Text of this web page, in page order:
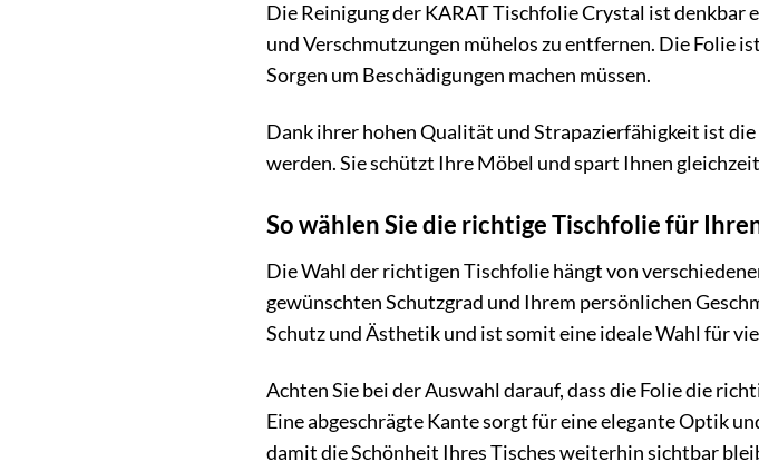
Die Reinigung der KARAT Tischfolie Crystal ist denkbar
und Verschmutzungen mühelos zu entfernen. Die Folie
Sorgen um Beschädigungen machen müssen.
Dank ihrer hohen Qualität und Strapazierfähigkeit ist
werden. Sie schützt Ihre Möbel und spart Ihnen
So wählen Sie die richtige Tischfolie für
Die Wahl der richtigen Tischfolie hängt von
gewünschten Schutzgrad und Ihrem persönlichen
Schutz und Ästhetik und ist somit eine ideale Wahl für
Achten Sie bei der Auswahl darauf, dass die Folie die
Eine abgeschrägte Kante sorgt für eine elegante Optik
damit die Schönheit Ihres Tisches weiterhin sichtbar